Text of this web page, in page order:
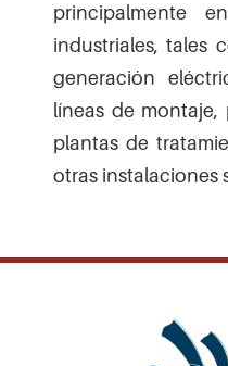
principalmente
industriales, tales
generación
líneas de montaje,
plantas de
otras instalaciones